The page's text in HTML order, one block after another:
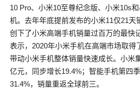
10 Pro、小米10至尊纪念版、小米10s
机。去年年底提前发布的小米11仅21天
创下了小米高端手机销量过百万的最快
表示，2020年小米手机在高端市场取得
带动小米手机整体销量快速成长。小米
亿元，同步增长19.4%；智能手机第四
31.4%，销量重返全球前三。